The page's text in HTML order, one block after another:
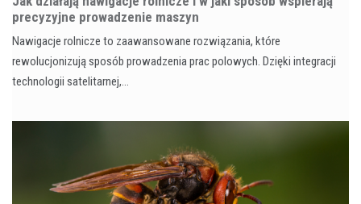
precyzyjne prowadzenie maszyn
Nawigacje rolnicze to zaawansowane rozwiązania, które
rewolucjonizują sposób prowadzenia prac polowych. Dzięki integracji
technologii satelitarnej,…